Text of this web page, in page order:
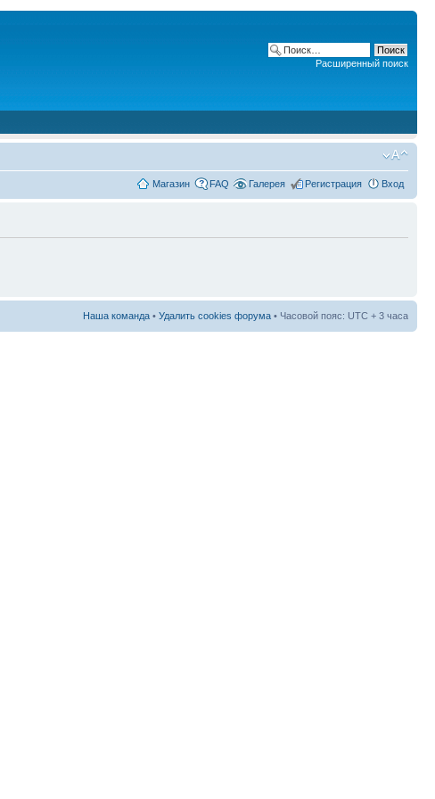
Расширенный поиск
Магазин FAQ Галерея Регистрация Вход
Наша команда • Удалить cookies форума • Часовой пояс: UTC + 3 часа